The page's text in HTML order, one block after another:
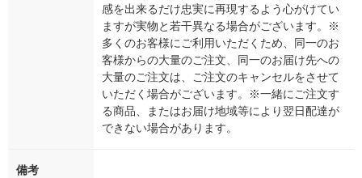
感を出来るだけ忠実に再現するよう心がけてい
ますが実物と若干異なる場合がございます。※
多くのお客様にご利用いただくため、同一のお
客様からの大量のご注文、同一のお届け先への
大量のご注文は、ご注文のキャンセルをさせて
いただく場合がございます。※一緒にご注文す
る商品、またはお届け地域等により翌日配達が
できない場合があります。
備考